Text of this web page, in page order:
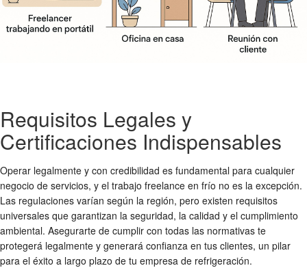
Requisitos Legales y
Certificaciones Indispensables
Operar legalmente y con credibilidad es fundamental para cualquier
negocio de servicios, y el trabajo freelance en frío no es la excepción.
Las regulaciones varían según la región, pero existen requisitos
universales que garantizan la seguridad, la calidad y el cumplimiento
ambiental. Asegurarte de cumplir con todas las normativas te
protegerá legalmente y generará confianza en tus clientes, un pilar
para el éxito a largo plazo de tu empresa de refrigeración.